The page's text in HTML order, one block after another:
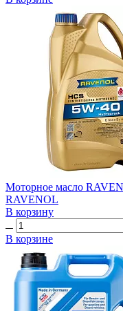
Моторное масло
RAVENOL
В корзину
В корзине